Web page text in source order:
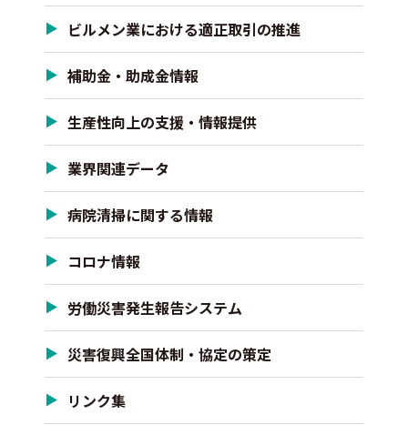
ビルメン業における適正取引の推進
補助金・助成金情報
生産性向上の支援・情報提供
業界関連データ
病院清掃に関する情報
コロナ情報
労働災害発生報告システム
災害復興全国体制・協定の策定
リンク集